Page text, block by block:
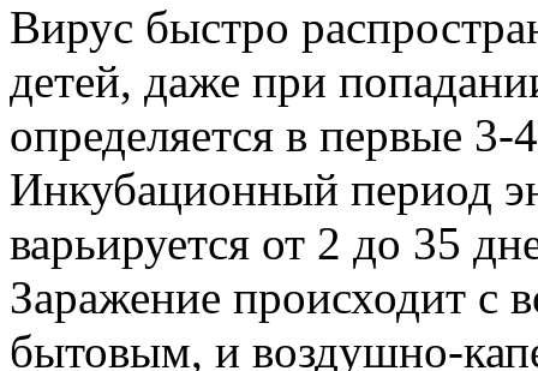
Вирус быстро
детей, даже при
определяется в первые
Инкубационный период
варьируется от 2 до 35
Заражение происходит с
бытовым, и воздушно-